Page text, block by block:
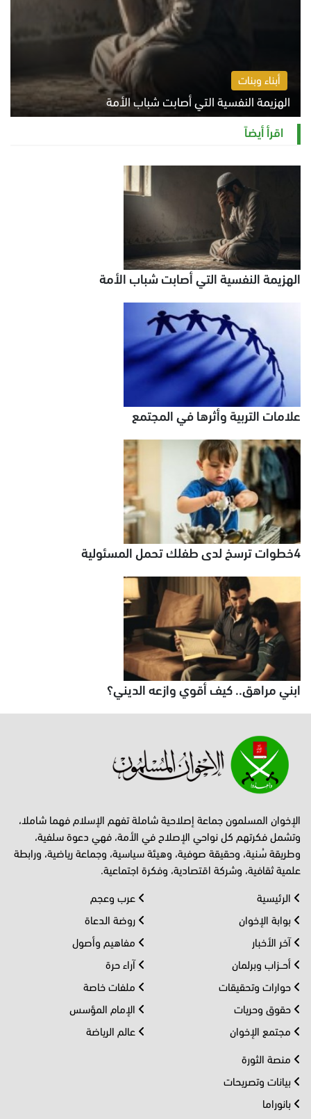
أبناء وبنات
الهزيمة النفسية التي أصابت شباب الأمة
الخميس 6 أغسطس 2026 11:12 ص
اقرأ أيضاً
الهزيمة النفسية التي أصابت شباب الأمة
علامات التربية وأثرها في المجتمع
4خطوات ترسخ لدى طفلك تحمل المسئولية
ابني مراهق.. كيف أقوي وازعه الديني؟
الإخوان المسلمون جماعة إصلاحية شاملة تفهم الإسلام فهما شاملا،
وتشمل فكرتهم كل نواحي الإصلاح في الأمة، فهي دعوة سلفية،
وطريقة سُنية، وحقيقة صوفية، وهيئة سياسية، وجماعة رياضية، ورابطة
علمية ثقافية، وشركة اقتصادية، وفكرة اجتماعية.
الرئيسية
بوابة الإخوان
آخر الأخبار
أحــزاب وبرلمان
حوارات وتحقيقات
حقوق وحريات
مجتمع الإخوان
عرب وعجم
روضة الدعاة
مفاهيم وأصول
آراء حرة
ملفات خاصة
الإمام المؤسس
عالم الرياضة
منصة الثورة
بيانات وتصريحات
بانوراما